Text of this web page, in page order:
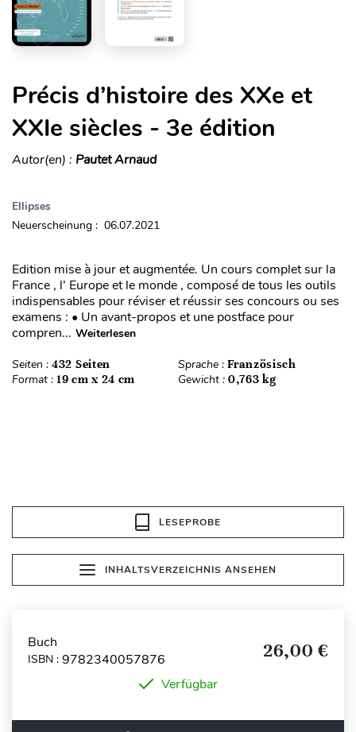
Précis d’histoire des XXe et
XXIe siècles - 3e édition
Autor(en) : Pautet Arnaud
Ellipses
Neuerscheinung : 06.07.2021
Edition mise à jour et augmentée. Un cours complet sur la
France , l’ Europe et le monde , composé de tous les outils
indispensables pour réviser et réussir ses concours ou ses
examens : • Un avant-propos et une postface pour
compren... Weiterlesen
Seiten : 432 Seiten Sprache : Französisch
Format : 19 cm x 24 cm Gewicht : 0,763 kg
LESEPROBE
INHALTSVERZEICHNIS ANSEHEN
Buch
ISBN : 9782340057876 26,00 €
Verfügbar